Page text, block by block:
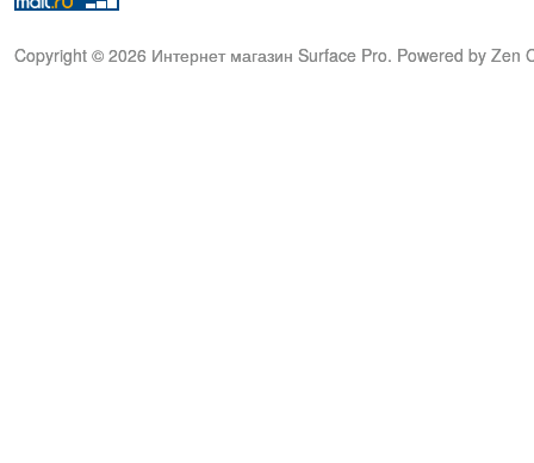
Copyright © 2026 Интернет магазин Surface Pro. Powered by Zen